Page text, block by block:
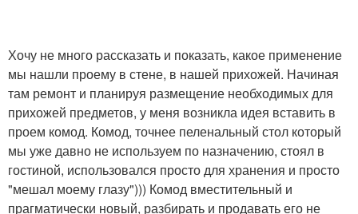
Хочу не много рассказать и показать, какое применение
мы нашли проему в стене, в нашей прихожей. Начиная
там ремонт и планируя размещение необходимых для
прихожей предметов, у меня возникла идея вставить в
проем комод. Комод, точнее пеленальный стол который
мы уже давно не используем по назначению, стоял в
гостиной, использовался просто для хранения и просто
"мешал моему глазу"))) Комод вместительный и
прагматически новый, разбирать и продавать его не